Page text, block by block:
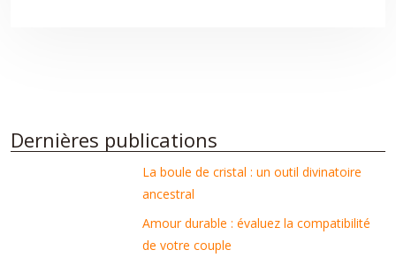
Dernières publications
La boule de cristal : un outil divinatoire
ancestral
Amour durable : évaluez la compatibilité
de votre couple